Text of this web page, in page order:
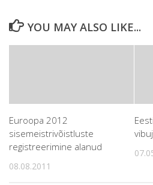
YOU MAY ALSO LIKE...
Euroopa 2012
sisemeistrivõistluste
registreerimine alanud
08.08.2011